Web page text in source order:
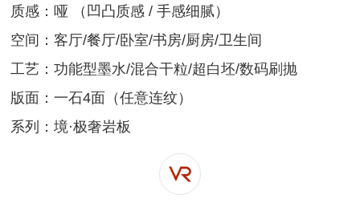
质感：哑 （凹凸质感 / 手感细腻）
空间：客厅/餐厅/卧室/书房/厨房/卫生间
工艺：功能型墨水/混合干粒/超白坯/数码刷抛
版面：一石4面（任意连纹）
系列：境·极奢岩板